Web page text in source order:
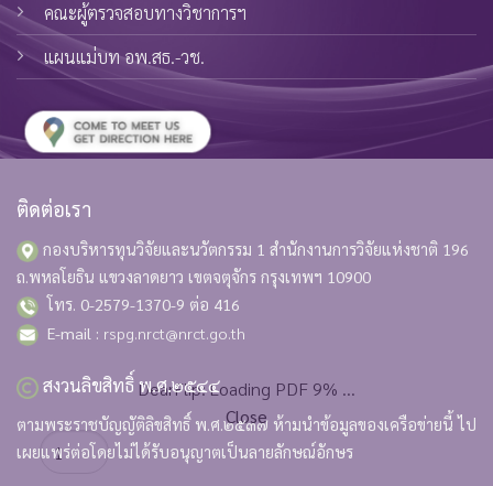
DearFlip: Loading PDF 9% ...
Close
คณะผู้ตรวจสอบทางวิชาการฯ
แผนแม่บท อพ.สธ.-วช.
ติดต่อเรา
กองบริหารทุนวิจัยและนวัตกรรม 1 สำนักงานการวิจัยแห่งชาติ 196
ถ.พหลโยธิน แขวงลาดยาว เขตจตุจักร กรุงเทพฯ 10900
โทร. 0-2579-1370-9 ต่อ 416
E-mail : rspg.nrct@nrct.go.th
สงวนลิขสิทธิ์ พ.ศ.๒๕๔๔
ตามพระราชบัญญัติลิขสิทธิ์ พ.ศ.๒๕๓๗ ห้ามนำข้อมูลของเครือข่ายนี้ ไป
เผยแพร่ต่อโดยไม่ได้รับอนุญาตเป็นลายลักษณ์อักษร